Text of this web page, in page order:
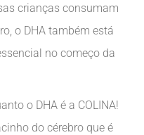
crianças consumam
o DHA também está
no começo da
o DHA é a COLINA!
do cérebro que é